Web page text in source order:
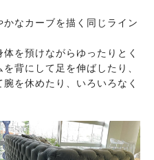
なカーブを描く同じライン
を預けながらゆったりとく
背にして足を伸ばしたり、
を休めたり、いろいろなく